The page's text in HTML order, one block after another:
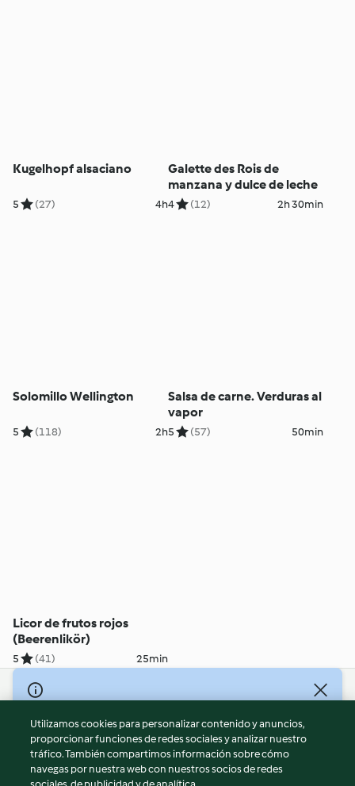
Kugelhopf alsaciano
5 (27) 4h
Galette des Rois de
manzana y dulce de leche
4 (12) 2h 30min
Solomillo Wellington
5 (118) 2h
Salsa de carne. Verduras al
vapor
5 (57) 50min
Licor de frutos rojos
(Beerenlikör)
5 (41) 25min
© Copyright 2026
Términos de uso
Política de privacidad
Aviso legal
Utilizamos cookies para personalizar contenido y anuncios,
proporcionar funciones de redes sociales y analizar nuestro
tráfico. También compartimos información sobre cómo
navegas por nuestra web con nuestros socios de redes